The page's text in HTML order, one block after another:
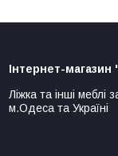
Інтернет-
Ліжка та інші меблі
м.Одеса та Україні